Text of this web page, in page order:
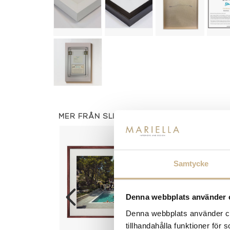
Samtycke
Denna webbplats använder
Denna webbplats använder
tillhandahålla funktioner för
MER FRÅN SLIM AARONS